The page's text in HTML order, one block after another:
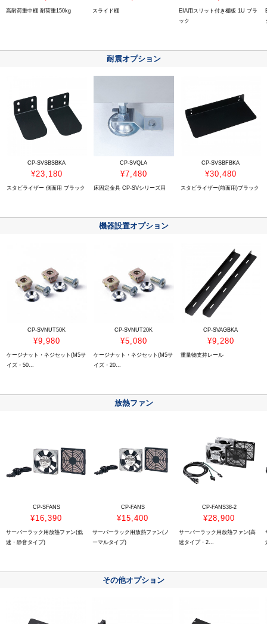
高耐荷重中棚 耐荷重150kg スライド棚
EIA用スリット付き棚板 1U ブラ
ック
耐震オプション
CP-SVSBSBKA
¥23,180
スタビライザー 側面用 ブラック
CP-SVQLA
¥7,480
床固定金具 CP-SVシリーズ用
CP-SVSBFBKA
¥30,480
スタビライザー(前面用)ブラック
機器設置オプション
CP-SVNUT50K
¥9,980
ケージナット・ネジセット(M5サ
イズ・50...
CP-SVNUT20K
¥5,080
ケージナット・ネジセット(M5サ
イズ・20...
CP-SVAGBKA
¥9,280
重量物支持レール
放熱ファン
CP-SFANS
¥16,390
サーバーラック用放熱ファン(低
速・静音タイプ)
CP-FANS
¥15,400
サーバーラック用放熱ファン(ノ
ーマルタイプ)
CP-FANS38-2
¥28,900
サーバーラック用放熱ファン(高
速タイプ・2...
その他オプション